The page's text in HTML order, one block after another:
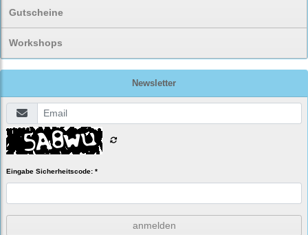
Gutscheine
Workshops
Newsletter
Eingabe Sicherheitscode: *
anmelden